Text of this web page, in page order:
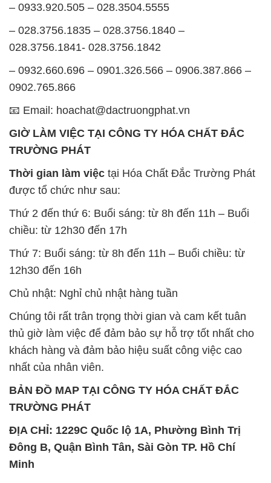
– 0933.920.505 – 028.3504.5555
– 028.3756.1835 – 028.3756.1840 –
028.3756.1841- 028.3756.1842
– 0932.660.696 – 0901.326.566 – 0906.387.866 –
0902.765.866
📧 Email: hoachat@dactruongphat.vn
GIỜ LÀM VIỆC TẠI CÔNG TY HÓA CHẤT ĐẮC
TRƯỜNG PHÁT
Thời gian làm việc tại Hóa Chất Đắc Trường Phát
được tổ chức như sau:
Thứ 2 đến thứ 6: Buổi sáng: từ 8h đến 11h – Buổi
chiều: từ 12h30 đến 17h
Thứ 7: Buổi sáng: từ 8h đến 11h – Buổi chiều: từ
12h30 đến 16h
Chủ nhật: Nghỉ chủ nhật hàng tuần
Chúng tôi rất trân trọng thời gian và cam kết tuân
thủ giờ làm việc để đảm bảo sự hỗ trợ tốt nhất cho
khách hàng và đảm bảo hiệu suất công việc cao
nhất của nhân viên.
BẢN ĐỒ MAP TẠI CÔNG TY HÓA CHẤT ĐẮC
TRƯỜNG PHÁT
ĐỊA CHỈ: 1229C Quốc lộ 1A, Phường Bình Trị
Đông B, Quận Bình Tân, Sài Gòn TP. Hồ Chí
Minh